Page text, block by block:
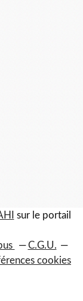
sur le portail
C.G.U.
cookies